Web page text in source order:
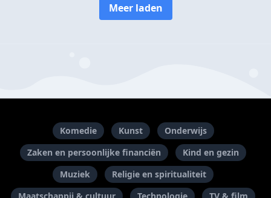
Meer laden
Komedie Kunst
Onderwijs
Zaken en persoonlijke financiën
Kind en gezin
Muziek
Religie en spiritualiteit